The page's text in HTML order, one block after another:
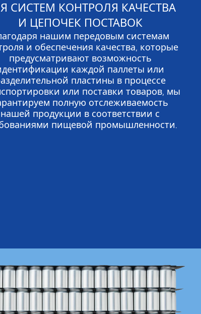
СИСТЕМ КОНТРОЛЯ КАЧЕСТВА
И ЦЕПОЧЕК ПОСТАВОК
нашим передовым системам
и обеспечения качества, которые
предусматривают возможность
каждой паллеты или
пластины в процессе
или поставки товаров, мы
полную отслеживаемость
нашей продукции в соответствии с
пищевой промышленности.